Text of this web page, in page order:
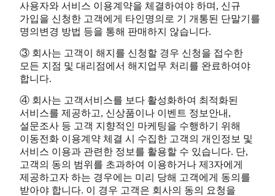
사용자와 서비스 이용계약을 체결하여야 하며, 신규
가입을 신청한 고객에게 타인명의로 기 개통된 단말기를
명의변경 방법 등을 통해 판매하지 않습니다.
③ 회사는 고객이 해지를 신청할 경우 신청을 접수한
모든 지점 및 대리점에서 해지업무 처리를 완료하여야
합니다.
④ 회사는 고객서비스를 보다 활성화하여 최적화된
서비스를 제공하고, 신상품이나 이벤트 정보안내,
설문조사 등 고객 지향적인 마케팅을 수행하기 위해
이동전화 이용계약 체결 시 수집한 고객의 개인정보 및
서비스 이용과 관련한 정보를 활용할 수 있습니다. 단,
고객의 동의 범위를 초과하여 이용하거나 제3자에게
제공하고자 하는 경우에는 미리 당해 고객에게 동의를
받아야 합니다. 이 경우 고객은 회사의 동의 요청을